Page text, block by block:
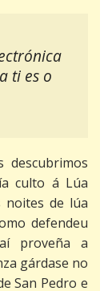
ti es o
descubrimos
culto á Lúa
noites de lúa
defendeu
proveña a
gárdase no
San Pedro e